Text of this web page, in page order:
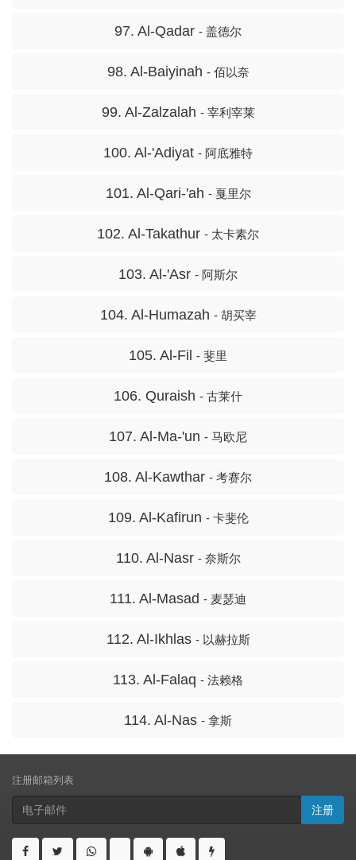
97. Al-Qadar - 盖德尔
98. Al-Baiyinah - 佰以奈
99. Al-Zalzalah - 宰利宰莱
100. Al-'Adiyat - 阿底雅特
101. Al-Qari-'ah - 戛里尔
102. Al-Takathur - 太卡素尔
103. Al-'Asr - 阿斯尔
104. Al-Humazah - 胡买宰
105. Al-Fil - 斐里
106. Quraish - 古莱什
107. Al-Ma-'un - 马欧尼
108. Al-Kawthar - 考赛尔
109. Al-Kafirun - 卡斐伦
110. Al-Nasr - 奈斯尔
111. Al-Masad - 麦瑟迪
112. Al-Ikhlas - 以赫拉斯
113. Al-Falaq - 法赖格
114. Al-Nas - 拿斯
注册邮箱列表
注册